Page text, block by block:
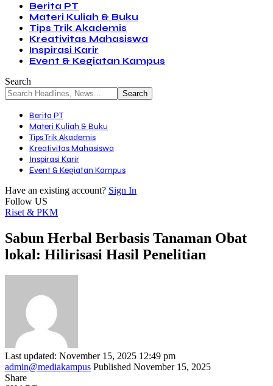
Berita PT
Materi Kuliah & Buku
Tips Trik Akademis
Kreativitas Mahasiswa
Inspirasi Karir
Event & Kegiatan Kampus
Search
Berita PT
Materi Kuliah & Buku
Tips Trik Akademis
Kreativitas Mahasiswa
Inspirasi Karir
Event & Kegiatan Kampus
Have an existing account? Sign In
Follow US
Riset & PKM
Sabun Herbal Berbasis Tanaman Obat
lokal: Hilirisasi Hasil Penelitian
Last updated: November 15, 2025 12:49 pm
admin@mediakampus Published November 15, 2025
Share